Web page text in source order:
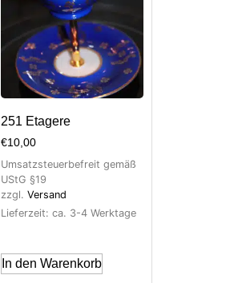
251 Etagere
€10,00
Umsatzsteuerbefreit gemäß
UStG §19
zzgl. Versand
Lieferzeit: ca. 3-4 Werktage
In den Warenkorb